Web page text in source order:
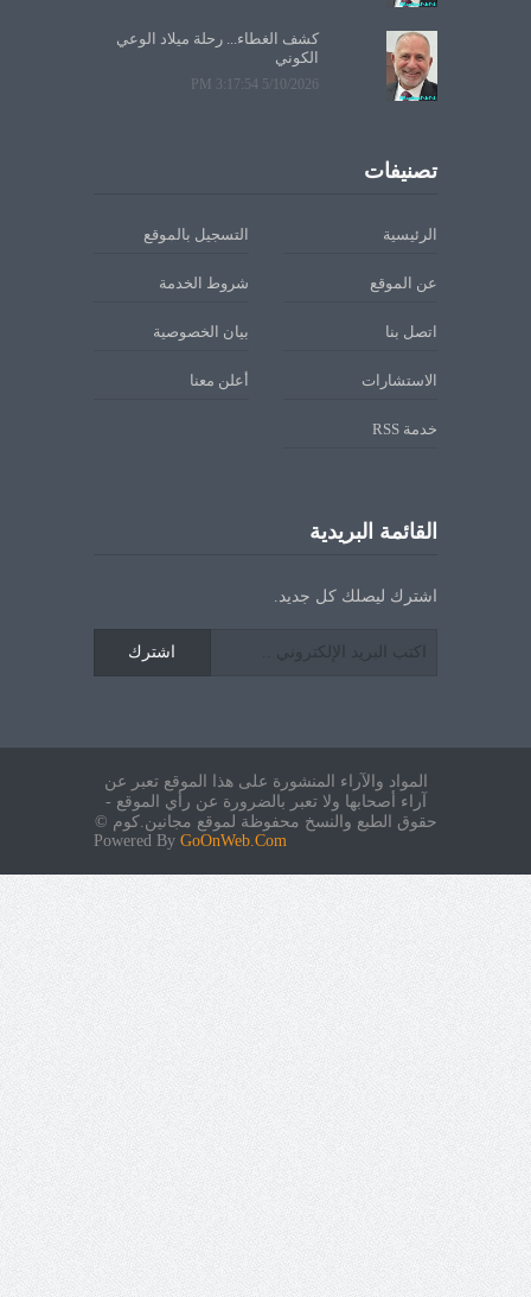
كشف الغطاء... رحلة ميلاد الوعي
الكوني
5/10/2026 3:17:54 PM
تصنيفات
الرئيسية التسجيل بالموقع
عن الموقع شروط الخدمة
اتصل بنا بيان الخصوصية
الاستشارات أعلن معنا
خدمة RSS
القائمة البريدية
اشترك ليصلك كل جديد.
اشترك
المواد والآراء المنشورة على هذا الموقع تعبر عن
آراء أصحابها ولا تعبر بالضرورة عن رأي الموقع -
حقوق الطبع والنسخ محفوظة لموقع مجانين.كوم ©
Powered By GoOnWeb.Com